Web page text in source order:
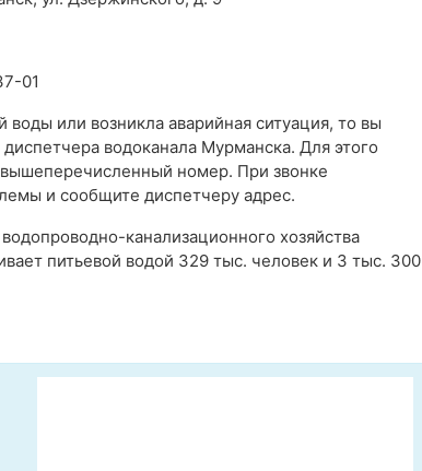
01
или возникла аварийная ситуация, то вы
водоканала Мурманска. Для этого
номер. При звонке
и сообщите диспетчеру адрес.
канализационного хозяйства
питьевой водой 329 тыс. человек и 3 тыс. 300